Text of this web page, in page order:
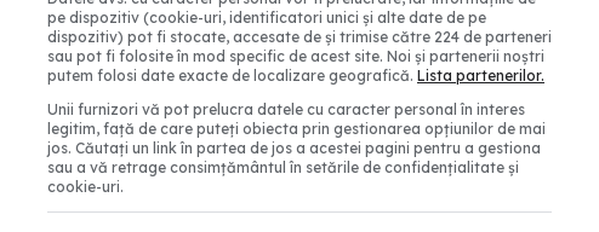
pe dispozitiv (cookie-uri, identificatori unici și alte date de pe
dispozitiv) pot fi stocate, accesate de și trimise către 224 de parteneri
sau pot fi folosite în mod specific de acest site. Noi și partenerii noștri
putem folosi date exacte de localizare geografică. Lista partenerilor.
Unii furnizori vă pot prelucra datele cu caracter personal în interes
legitim, față de care puteți obiecta prin gestionarea opțiunilor de mai
jos. Căutați un link în partea de jos a acestei pagini pentru a gestiona
sau a vă retrage consimțământul în setările de confidențialitate și
cookie-uri.